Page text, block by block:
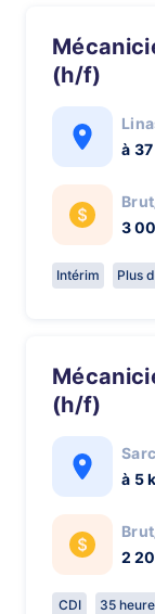
Mécanicien poids lourds/ véhicule
(h/f)
à
3
Intérim Plus
Mécanicien - technicien diagnostic
(h/f)
à 5
2
CDI 35